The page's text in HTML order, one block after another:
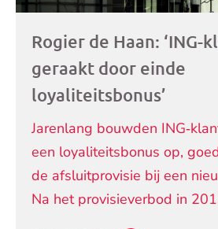
Rogier de Haan: ‘ING-
geraakt door einde
loyaliteitsbonus’
Jarenlang bouwden
een loyaliteitsbonus op,
de afsluitprovisie bij een
Na het provisieverbod in